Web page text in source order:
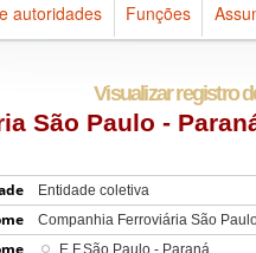
autoridades Funções
Visualizar registro
São Paulo -
Entidade coletiva
Companhia Ferroviária São
E.F.São Paulo - Paraná